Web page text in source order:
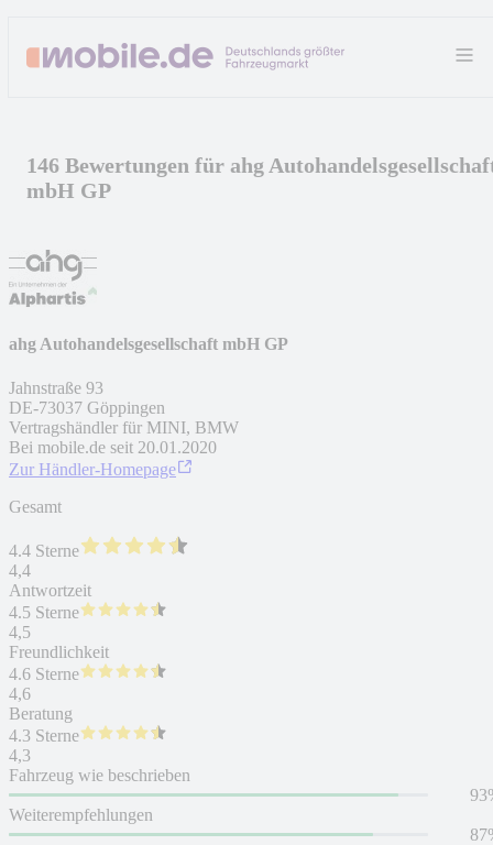
146 Bewertungen für ahg
mbH GP
ahg Autohandelsgesellschaft mbH GP
Jahnstraße 93
DE-73037 Göppingen
Vertragshändler für MINI, BMW
Bei mobile.de seit 20.01.2020
Zur Händler-Homepage
Gesamt
4.4 Sterne
4,4
Antwortzeit
4.5 Sterne
4,5
Freundlichkeit
4.6 Sterne
4,6
Beratung
4.3 Sterne
4,3
Fahrzeug wie beschrieben
Weiterempfehlungen